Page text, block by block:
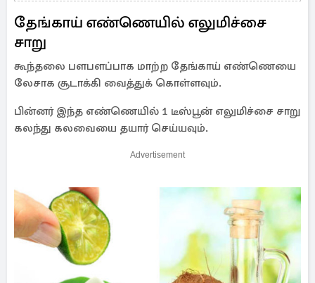
தேங்காய் எண்ணெயில் எலுமிச்சை
சாறு
கூந்தலை பளபளப்பாக மாற்ற தேங்காய் எண்ணெயை
லேசாக சூடாக்கி வைத்துக் கொள்ளவும்.
பின்னர் இந்த எண்ணெயில் 1 டீஸ்பூன் எலுமிச்சை சாறு
கலந்து கலவையை தயார் செய்யவும்.
Advertisement